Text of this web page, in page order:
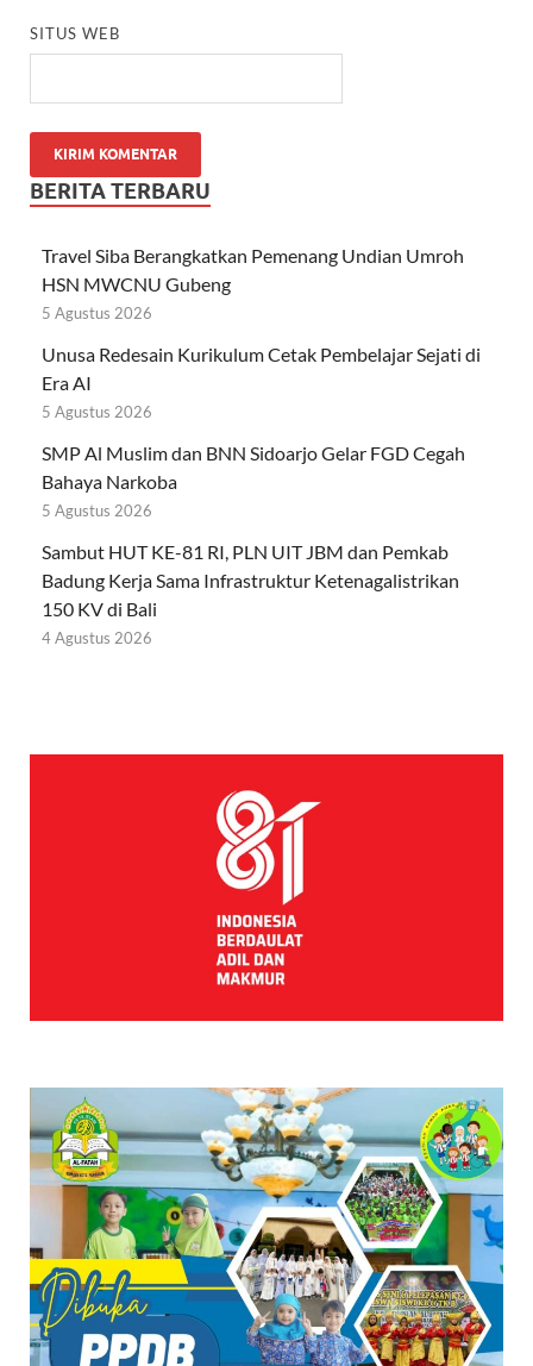
SITUS WEB
BERITA TERBARU
Travel Siba Berangkatkan Pemenang Undian Umroh
HSN MWCNU Gubeng
5 Agustus 2026
Unusa Redesain Kurikulum Cetak Pembelajar Sejati di
Era AI
5 Agustus 2026
SMP Al Muslim dan BNN Sidoarjo Gelar FGD Cegah
Bahaya Narkoba
5 Agustus 2026
Sambut HUT KE-81 RI, PLN UIT JBM dan Pemkab
Badung Kerja Sama Infrastruktur Ketenagalistrikan
150 KV di Bali
4 Agustus 2026